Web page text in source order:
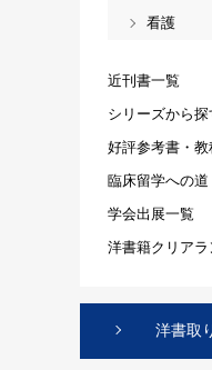
看護
近刊書一覧
シリーズから探
好評参考書・教
臨床留学への
学会出展一覧
洋書籍クリア
洋書取